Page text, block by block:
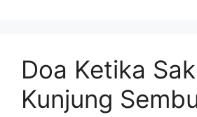
Doa Ketika
Kunjung